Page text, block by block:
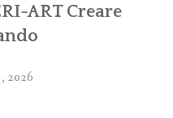
ART Creare
2026